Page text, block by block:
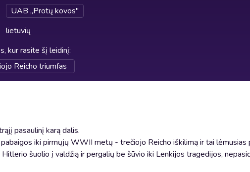
UAB „Protų kovos"
lietuvių
kur rasite šį leidinį:
Reicho triumfas
pasaulinį karą dalis.
iki pirmųjų WWII metų - trečiojo Reicho iškilimą ir tai lėmusias
šuolio į valdžią ir pergalių be šūvio iki Lenkijos tragedijos,